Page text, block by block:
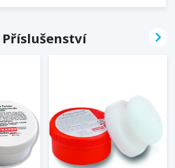
Příslušenství 